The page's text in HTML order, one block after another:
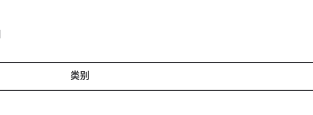
类别